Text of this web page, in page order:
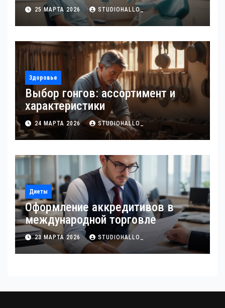
25 МАРТА 2026 STUDIOHALLO_
Здоровье
Выбор гонгов: ассортимент и
характеристики
24 МАРТА 2026 STUDIOHALLO_
Диеты
Оформление аккредитивов в
международной торговле
23 МАРТА 2026 STUDIOHALLO_